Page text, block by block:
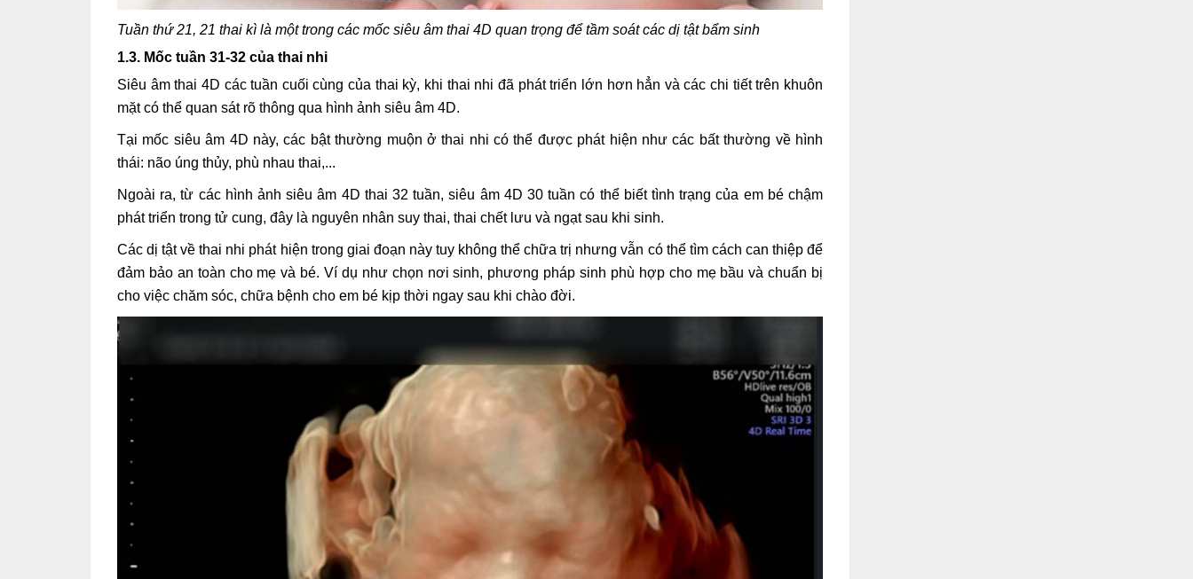
Tuần thứ 21, 21 thai kì là một trong các mốc siêu âm thai 4D quan trọng để tầm soát các dị tật bẩm sinh
1.3. Mốc tuần 31-32 của thai nhi
Siêu âm thai 4D các tuần cuối cùng của thai kỳ, khi thai nhi đã phát triển lớn hơn hẳn và các chi tiết trên khuôn
mặt có thể quan sát rõ thông qua hình ảnh siêu âm 4D.
Tại mốc siêu âm 4D này, các bật thường muộn ở thai nhi có thể được phát hiện như các bất thường về hình
thái: não úng thủy, phù nhau thai,...
Ngoài ra, từ các hình ảnh siêu âm 4D thai 32 tuần, siêu âm 4D 30 tuần có thể biết tình trạng của em bé chậm
phát triển trong tử cung, đây là nguyên nhân suy thai, thai chết lưu và ngạt sau khi sinh.
Các dị tật về thai nhi phát hiện trong giai đoạn này tuy không thể chữa trị nhưng vẫn có thể tìm cách can thiệp để
đảm bảo an toàn cho mẹ và bé. Ví dụ như chọn nơi sinh, phương pháp sinh phù hợp cho mẹ bầu và chuẩn bị
cho việc chăm sóc, chữa bệnh cho em bé kịp thời ngay sau khi chào đời.